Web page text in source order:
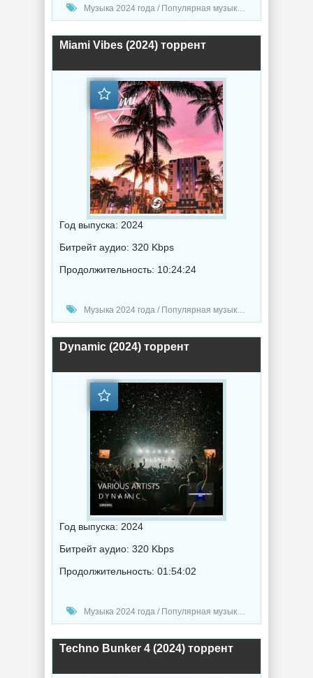
Музыка 2024 года / Популярная музыка / Клубная музыка / Хаус музыка / Техно музыка / Музыка VA
Miami Vibes (2024) торрент
Год выпуска: 2024
Битрейт аудио: 320 Kbps
Продолжительность: 10:24:24
Музыка 2024 года / Популярная музыка / Хаус музыка / Техно музыка / Музыка VA
Dynamic (2024) торрент
Год выпуска: 2024
Битрейт аудио: 320 Kbps
Продолжительность: 01:54:02
Музыка 2024 года / Популярная музыка / Хаус музыка / Техно музыка / Музыка VA
Techno Bunker 4 (2024) торрент